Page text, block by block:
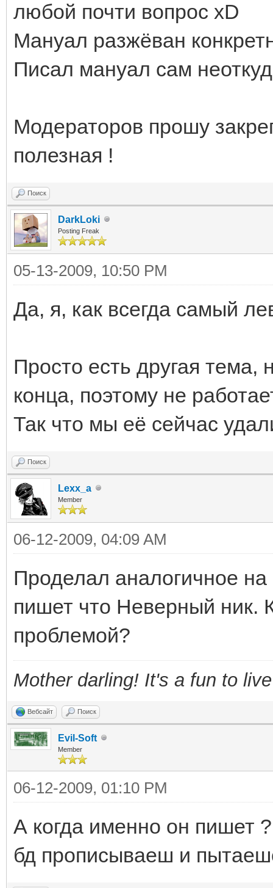
\u044f]{3,16}
# Pet name (
\u044f]{3,16}
\u042f\u0430-
# Title ( [A-Za-
TitleTemplate = [A-
любой почти вопрос xD
Мануал разжёван
Писал мануал сам
Модераторов прошу
полезная !
Поиск
DarkLoki
Posting Freak
05-13-2009, 10:50 PM
Да, я, как всегда самый
Просто есть другая тема,
конца, поэтому не
Так что мы её сейчас
Поиск
Lexx_a
Member
06-12-2009, 04:09 AM
Проделал аналогичное на
пишет что Неверный ник.
проблемой?
Mother darling! It's a fun to
Вебсайт Поиск
Evil-Soft
Member
06-12-2009, 01:10 PM
А когда именно он пишет
бд прописываеш и